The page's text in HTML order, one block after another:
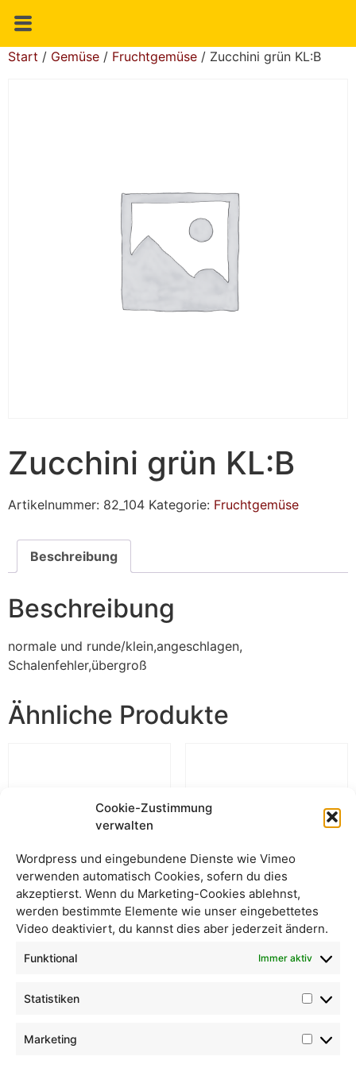
Cookie-Zustimmung
verwalten
Wordpress und eingebundene Dienste wie Vimeo
verwenden automatisch Cookies, sofern du dies
akzeptierst. Wenn du Marketing-Cookies ablehnst,
werden bestimmte Elemente wie unser eingebettetes
Video deaktiviert, du kannst dies aber jederzeit ändern.
Funktional Immer aktiv
Statistiken
Marketing
Start / Gemüse / Fruchtgemüse / Zucchini grün KL:B
Zucchini grün KL:B
Artikelnummer: 82_104 Kategorie: Fruchtgemüse
Beschreibung
Beschreibung
normale und runde/klein,angeschlagen,
Schalenfehler,übergroß
Ähnliche Produkte
Zucchini mittelgroß Cocktailtomaten oval